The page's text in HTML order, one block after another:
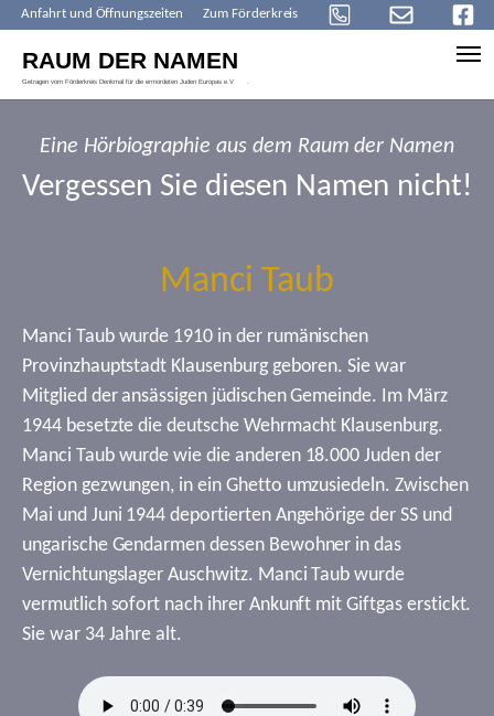
Anfahrt und Öffnungszeiten Zum Förderkreis
Eine Hörbiographie aus dem Raum der Namen
Vergessen Sie diesen Namen nicht!
Manci Taub
Manci Taub wurde 1910 in der rumänischen
Provinzhauptstadt Klausenburg geboren. Sie war
Mitglied der ansässigen jüdischen Gemeinde. Im März
1944 besetzte die deutsche Wehrmacht Klausenburg.
Manci Taub wurde wie die anderen 18.000 Juden der
Region gezwungen, in ein Ghetto umzusiedeln. Zwischen
Mai und Juni 1944 deportierten Angehörige der SS und
ungarische Gendarmen dessen Bewohner in das
Vernichtungslager Auschwitz. Manci Taub wurde
vermutlich sofort nach ihrer Ankunft mit Giftgas erstickt.
Sie war 34 Jahre alt.